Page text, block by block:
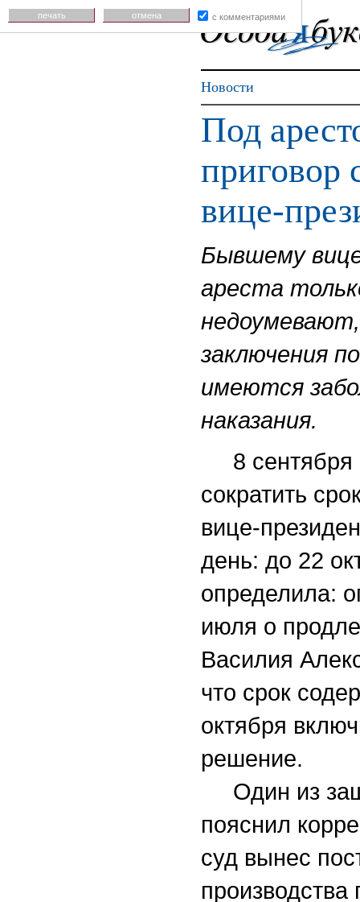
Новости
Под
приговор
вице-
Бывшему
ареста
заключения
имеются
наказания.
8 сентября
сократить
вице-
день: до 22
определила:
июля о
Василия
что срок
октября
решение.
Один из
пояснил
суд вынес
печать отмена с комментариями